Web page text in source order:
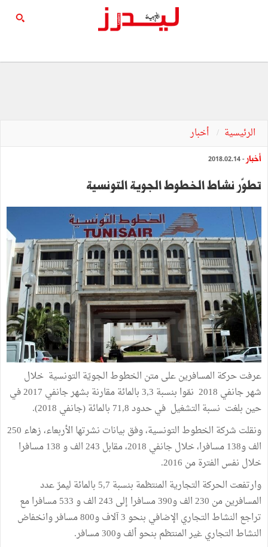
الرئيسية أخبار
أخبار - 2018.02.14
تطوّر نشاط الخطوط الجوية التونسية
عرفت حركة المسافرين على متن الخطوط الجويّة التونسية خلال
شهر جانفي 2018 نمّوا بنسبة 3,3 بالمائة مقارنة بشهر جانفي 2017 في
حين بلغت نسبة التشغيل في حدود 71,8 بالمائة (جانفي 2018).
ونقلت شركة الخطوط التونسية، وفق بيانات نشرتها الأربعاء، زهاء 250
الف و138 مسافرا، خلال جانفي 2018، مقابل 243 الف و 138 مسافرا
خلال نفس الفترة من 2016.
وارتفعت الحركة التجارية المنتظمة بنسبة 5,7 بالمائة ليمرّ عدد
المسافرين من 230 الف و390 مسافرا إلى 243 الف و 533 مسافرا مع
تراجع النشاط التجاري الإضافي بنحو 3 آلاف و800 مسافر وانخفاض
النشاط التجاري غير المنتظم بنحو ألف و300 مسافر.